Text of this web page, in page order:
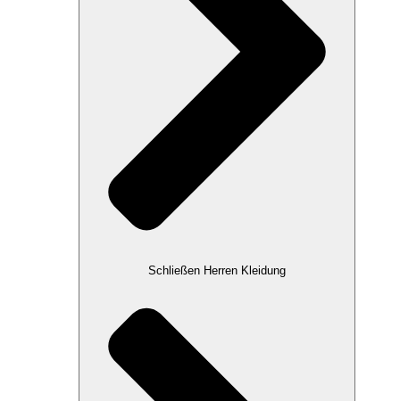
Schließen Herren Kleidung